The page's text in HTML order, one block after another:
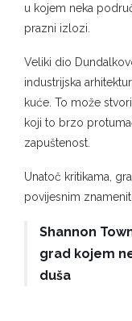
u kojem neka
prazni izlozi.
Veliki dio
industrijska
kuće. To može
koji to brzo
zapuštenost.
Unatoč kritikama,
povijesnim
Shannon
grad kojem
duša